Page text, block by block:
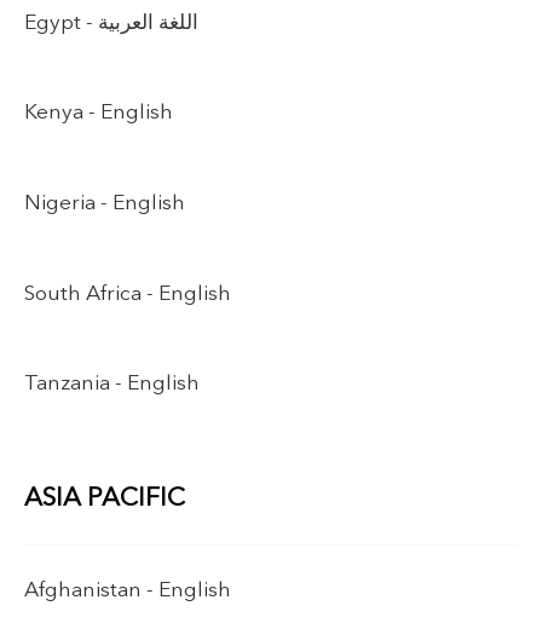
Egypt - اللغة العربية
Kenya - English
Nigeria - English
South Africa - English
Tanzania - English
ASIA PACIFIC
Afghanistan - English